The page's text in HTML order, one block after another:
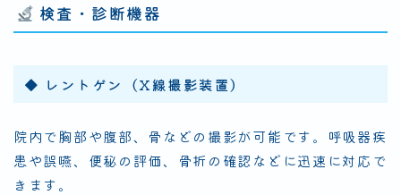
検査・診断機器
◆ レントゲン（X線撮影装置）
院内で胸部や腹部、骨などの撮影が可能です。呼吸器疾
患や誤嚥、便秘の評価、骨折の確認などに迅速に対応で
きます。